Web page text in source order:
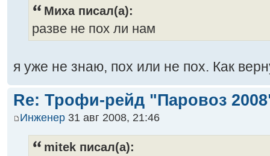
Миха писал(а):
разве не пох ли нам
я уже не знаю, пох или не пох. Как
Re: Трофи-рейд "Паровоз
Инженер 31 авг 2008, 21:46
mitek писал(а):